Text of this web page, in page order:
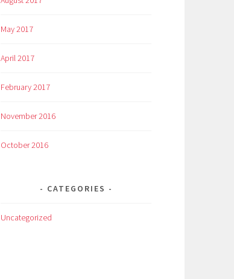
May 2017
April 2017
February 2017
November 2016
October 2016
CATEGORIES
Uncategorized